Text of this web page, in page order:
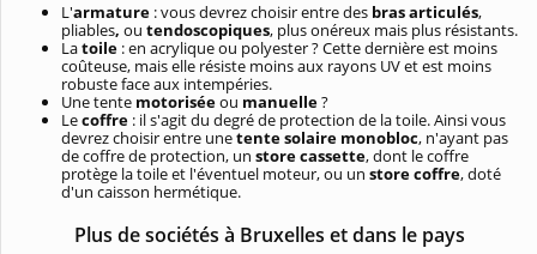
L'armature : vous devrez choisir entre des bras articulés,
pliables, ou tendoscopiques, plus onéreux mais plus résistants.
Latoile : en acrylique ou polyester ? Cette dernière est moins
coûteuse, mais elle résiste moins aux rayons UV et est moins
robuste face aux intempéries.
Une tente motoriséeou manuelle?
Lecoffre : il s'agit du degré de protection de la toile. Ainsi vous
devrez choisir entre unetente solaire monobloc, n'ayant pas
de coffre de protection, un store cassette, dont le coffre
protège la toile et l'éventuel moteur, ou un store coffre, doté
d'un caisson hermétique.
Plus de sociétés à Bruxelles et dans le pays